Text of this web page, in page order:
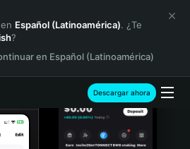
Español (Latinoamérica). ¿Te
?
en Español (Latinoamérica)
Descargar ahora